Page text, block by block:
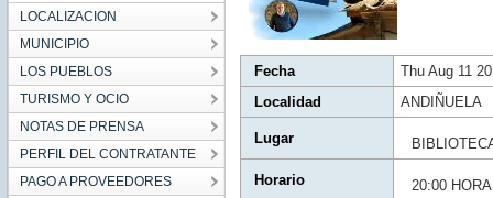
LOCALIZACION
MUNICIPIO
LOS PUEBLOS
TURISMO Y OCIO
NOTAS DE PRENSA
PERFIL DEL CONTRATANTE
PAGO A PROVEEDORES
Fecha
Thu Aug 11
Localidad
ANDIÑUELA
Lugar
Horario 20:00